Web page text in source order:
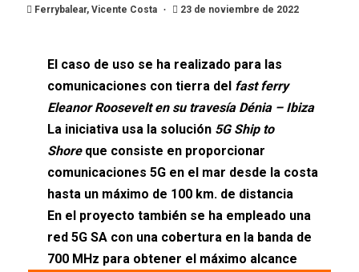
Ferrybalear, Vicente Costa 23 de noviembre de 2022
El caso de uso se ha realizado para las
comunicaciones con tierra del fast ferry
Eleanor Roosevelt en su travesía Dénia – Ibiza
La iniciativa usa la solución 5G Ship to
Shoreque consiste en proporcionar
comunicaciones 5G en el mar desde la costa
hasta un máximo de 100 km. de distancia
En el proyecto también se ha empleado una
red 5G SA con una cobertura en la banda de
700 MHz para obtener el máximo alcance